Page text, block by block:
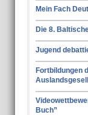
Mein Fach
Die 8.
Jugend
Fortbildungen
Buch”